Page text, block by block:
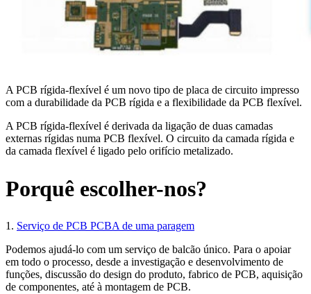
A PCB rígida-flexível é um novo tipo de placa de circuito impresso
com a durabilidade da PCB rígida e a flexibilidade da PCB flexível.
A PCB rígida-flexível é derivada da ligação de duas camadas
externas rígidas numa PCB flexível. O circuito da camada rígida e
da camada flexível é ligado pelo orifício metalizado.
Porquê escolher-nos?
1. Serviço de PCB PCBA de uma paragem
Podemos ajudá-lo com um serviço de balcão único. Para o apoiar
em todo o processo, desde a investigação e desenvolvimento de
funções, discussão do design do produto, fabrico de PCB, aquisição
de componentes, até à montagem de PCB.